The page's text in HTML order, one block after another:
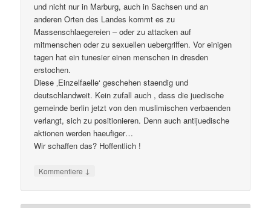
und nicht nur in Marburg, auch in Sachsen und an
anderen Orten des Landes kommt es zu
Massenschlaegereien – oder zu attacken auf
mitmenschen oder zu sexuellen uebergriffen. Vor einigen
tagen hat ein tunesier einen menschen in dresden
erstochen.
Diese ‚Einzelfaelle‘ geschehen staendig und
deutschlandweit. Kein zufall auch , dass die juedische
gemeinde berlin jetzt von den muslimischen verbaenden
verlangt, sich zu positionieren. Denn auch antijuedische
aktionen werden haeufiger…
Wir schaffen das? Hoffentlich !
Kommentiere ↓